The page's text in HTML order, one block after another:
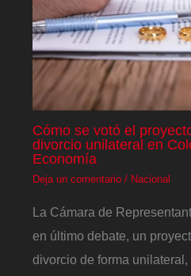
Cómo se votó el
divorcio unilateral en
Economía
Deja un comentario / Nacional
La Cámara de
en último debate, un
divorcio de forma